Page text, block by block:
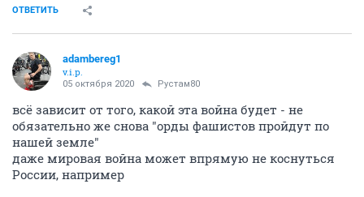
ОТВЕТИТЬ
adambereg1
v.i.p.
05 октября 2020 Рустам80
всё зависит от того, какой эта война будет - не
обязательно же снова "орды фашистов пройдут по
нашей земле"
даже мировая война может впрямую не коснуться
России, например